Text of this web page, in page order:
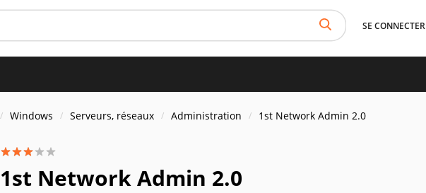
SE CONNECTER
Windows Serveurs, réseaux Administration 1st Network Admin 2.0
1st Network Admin 2.0